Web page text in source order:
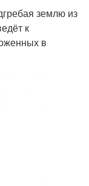
землю из
к
в